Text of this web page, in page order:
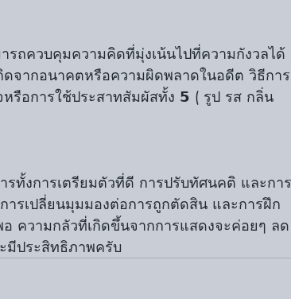
ถควบคุมความคิดที่มุ่งเน้นไปที่ความกังวลได้
ดจากอนาคตหรือความผิดพลาดในอดีต วิธีการ
รือการใช้ประสาทสัมผัสทั้ง 𝟱 ( รูป รส กลิ่น
ารเปลี่ยนมุมมองต่อการถูกตัดสิน และการฝึก
ความกลัวที่เกิดขึ้นจากการแสดงจะค่อยๆ ลด
มีประสิทธิภาพครับ